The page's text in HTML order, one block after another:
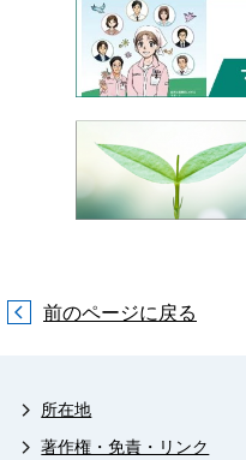
前のページに戻る
所在地
著作権・免責・リンク